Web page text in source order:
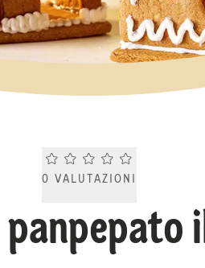
Current rating 0.0.
0 VALUTAZIONI